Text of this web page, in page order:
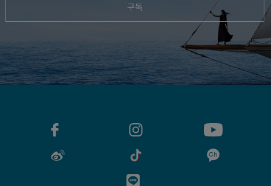
구독